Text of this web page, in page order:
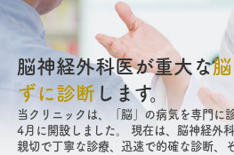
脳神経外科医が重大な
ずに診断 します。
当クリニックは、「脳」の病気を専門に
4月に開設しました。 現在は、脳神経外
親切で丁寧な診療、迅速で的確な診断、